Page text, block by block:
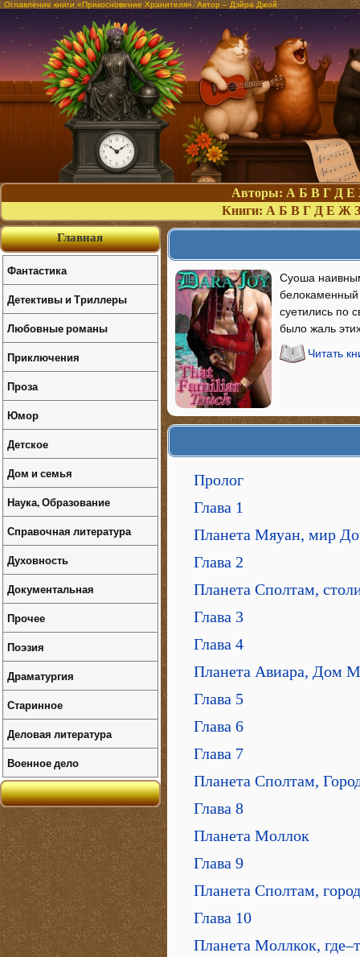
Оглавление книги «Прикосновение Хранителя». Автор – Дэйра Джой
Авторы: А Б В Г Д Е
Книги: А Б В Г Д Е Ж З
Суоша
белокаменный
суетились по
было жаль
Читать
Пролог
Глава 1
Планета Мяуан, мир
Глава 2
Планета Сполтам,
Глава 3
Глава 4
Планета Авиара, Дом
Глава 5
Глава 6
Глава 7
Планета Сполтам,
Глава 8
Планета Моллок
Глава 9
Планета Сполтам,
Глава 10
Планета Моллкок,
Главная
Фантастика
Детективы и Триллеры
Любовные романы
Приключения
Проза
Юмор
Детское
Дом и семья
Наука, Образование
Справочная литература
Духовность
Документальная
Прочее
Поэзия
Драматургия
Старинное
Деловая литература
Военное дело